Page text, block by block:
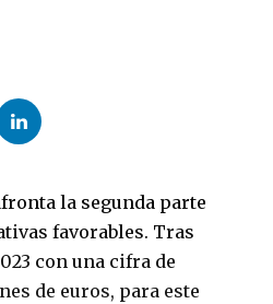
la segunda parte
favorables. Tras
con una cifra de
de euros, para este